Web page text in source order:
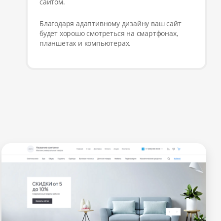
Благодаря адаптивному дизайну ваш сайт
будет хорошо смотреться на смартфонах,
планшетах и компьютерах.